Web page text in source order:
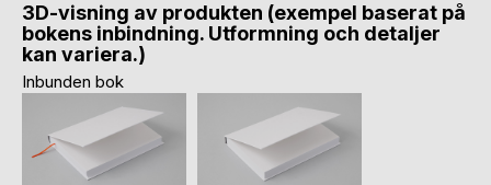
3D-visning av produkten (exempel baserat på
bokens inbindning. Utformning och detaljer
kan variera.)
Inbunden bok